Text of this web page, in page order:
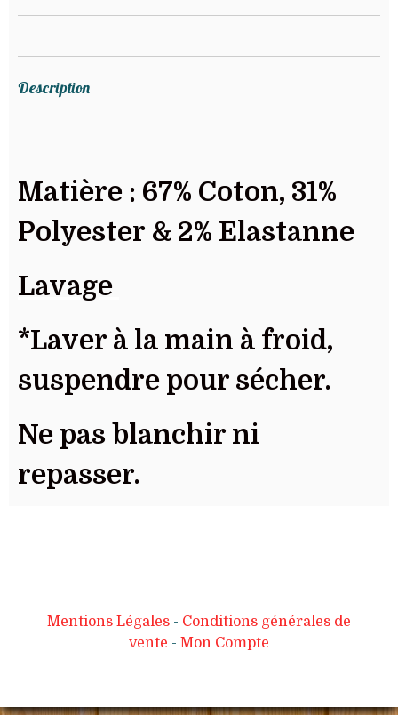
Description
Matière : 67% Coton, 31%
Polyester & 2% Elastanne
Lavage
*Laver à la main à froid,
suspendre pour sécher.
Ne pas blanchir ni
repasser.
Mentions Légales
Conditions générales de
vente
Mon Compte